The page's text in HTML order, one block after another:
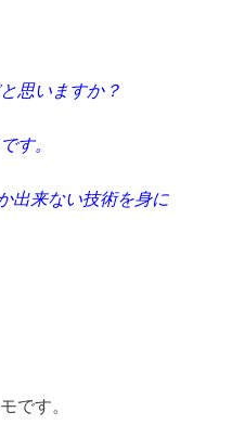
思いますか？
す。
出来ない技術を身に
です。